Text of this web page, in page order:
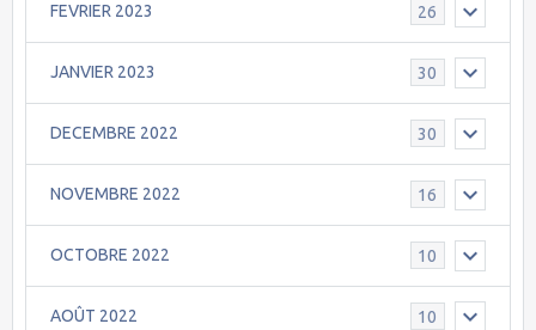
FEVRIER 2023 26
JANVIER 2023 30
DECEMBRE 2022 30
NOVEMBRE 2022 16
OCTOBRE 2022 10
AOÛT 2022 10